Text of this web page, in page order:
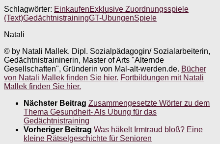
Schlagwörter: EinkaufenExklusive Zuordnungsspiele
(Text)GedächtnistrainingGT-ÜbungenSpiele
Natali
© by Natali Mallek. Dipl. Sozialpädagogin/ Sozialarbeiterin,
Gedächtnistraininerin, Master of Arts "Alternde
Gesellschaften", Gründerin von Mal-alt-werden.de. Bücher
von Natali Mallek finden Sie hier. Fortbildungen mit Natali
Mallek finden Sie hier.
Nächster Beitrag Zusammengesetzte Wörter zu dem
Thema Gesundheit- Als Übung für das
Gedächtnistraining
Vorheriger Beitrag Was häkelt Irmtraud bloß? Eine
kleine Rätselgeschichte für Senioren